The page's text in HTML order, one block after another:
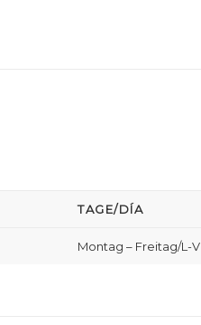
TAGE/DÍA
Montag – Freitag/L-V